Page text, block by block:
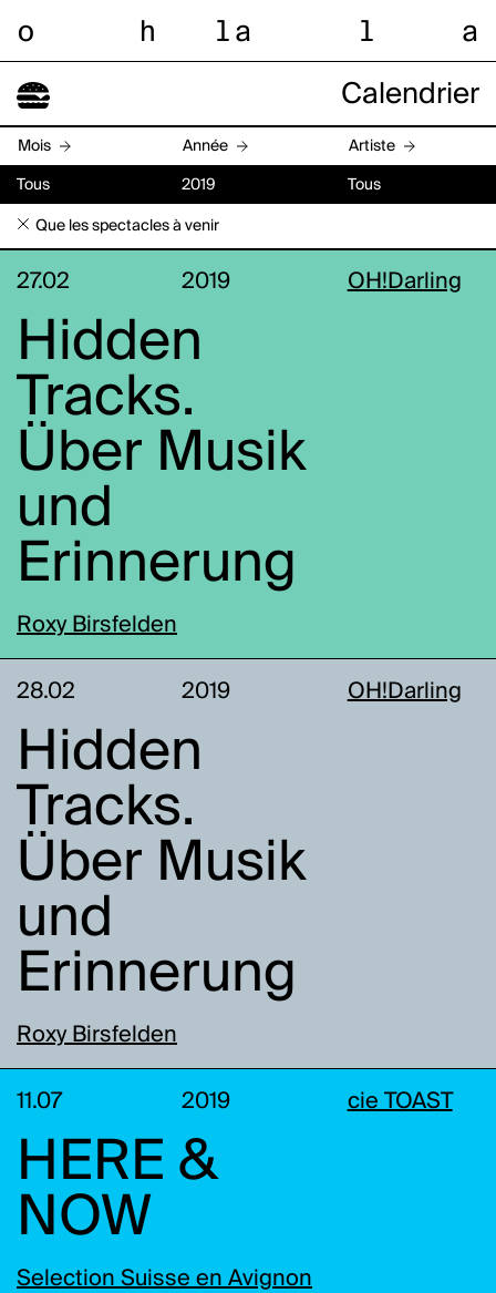
o h l a l a
Calendrier
Mois Année Artiste
Tous 2019 Tous
Que les spectacles à venir
27.02 2019 OH!Darling
Hidden
Tracks.
Über Musik
und
Erinnerung
Roxy Birsfelden
28.02 2019 OH!Darling
Hidden
Tracks.
Über Musik
und
Erinnerung
Roxy Birsfelden
11.07 2019 cie TOAST
HERE &
NOW
Selection Suisse en Avignon